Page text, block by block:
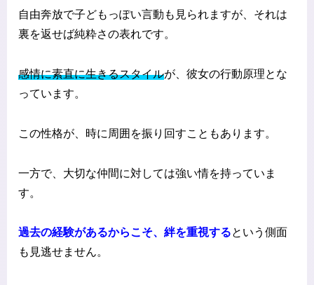
自由奔放で子どもっぽい言動も見られますが、それは
裏を返せば純粋さの表れです。
感情に素直に生きるスタイルが、彼女の行動原理とな
っています。
この性格が、時に周囲を振り回すこともあります。
一方で、大切な仲間に対しては強い情を持っていま
す。
過去の経験があるからこそ、絆を重視するという側面
も見逃せません。